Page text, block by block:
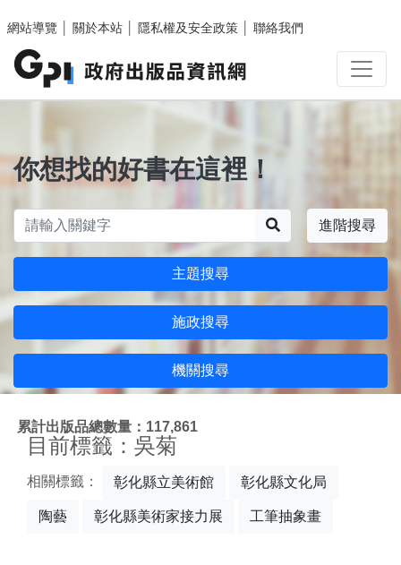
網站導覽
關於本站 隱私權及安全政策 聯絡我們
你想找的好書在這裡！
進階搜尋
主題搜尋
施政搜尋
機關搜尋
累計出版品總數量：117,861
目前標籤：吳菊
相關標籤： 彰化縣立美術館 彰化縣文化局
陶藝 彰化縣美術家接力展 工筆抽象畫